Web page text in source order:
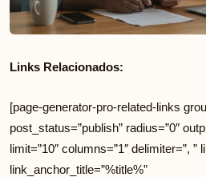
Links Relacionados:
[page-generator-pro-related-links
post_status=”publish” radius=”0″
limit=”10″ columns=”1″ delimiter=”, ”
link_anchor_title=”%title%”